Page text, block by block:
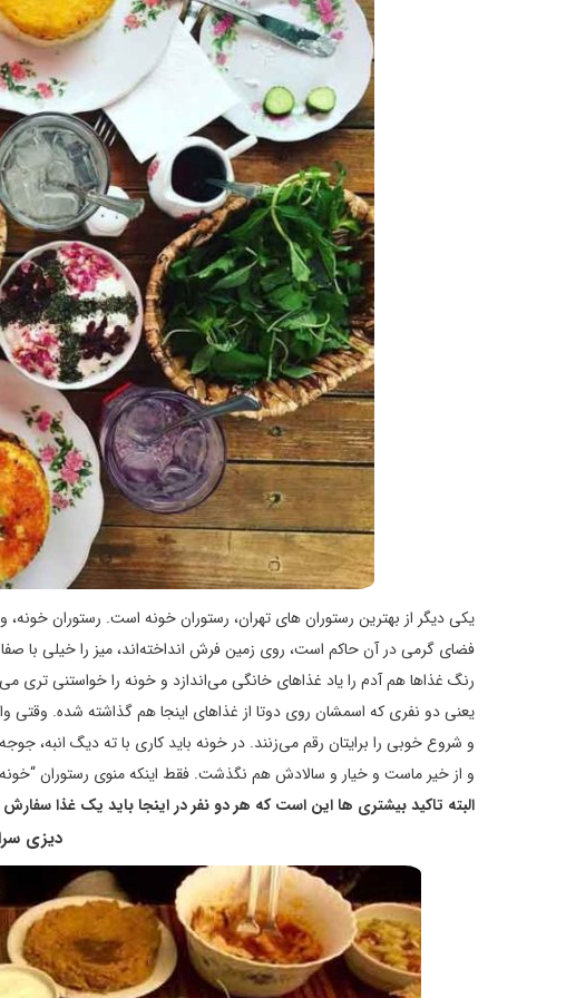
یکی دیگر از بهترین رستوران های تهران، رستوران خونه است. رستوران
فضای گرمی در آن حاکم است، روی زمین فرش انداخته‌اند، میز را خیلی با
رنگ غذاها هم آدم را یاد غذاهای خانگی می‌اندازد و خونه را خواستنی
یعنی دو نفری که اسمشان روی دوتا از غذاهای اینجا هم گذاشته شده. وقتی
و شروع خوبی را برایتان رقم می‌زنند. در خونه باید کاری با ته دیگ انبه،
و از خیر ماست و خیار و سالادش هم نگذشت. فقط اینکه منوی رستوران
البته تاکید بیشتری ها این است که هر دو نفر در اینجا باید یک غذا
دیزی